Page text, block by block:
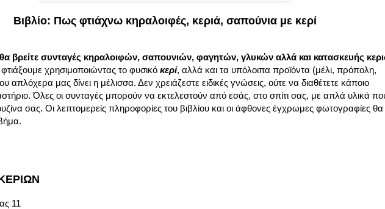
Βιβλίο: Πως φτιάχνω κηραλοιφές, κεριά, σαπούνια με κερί
θα βρείτε συνταγές κηραλοιφών, σαπουνιών, φαγητών, γλυκών αλλά και κατασκευής
χρησιμοποιώντας το φυσικό κερί, αλλά και τα υπόλοιπα προϊόντα (μέλι, πρόπολη,
απλόχερα μας δίνει η μέλισσα. Δεν χρειάζεστε ειδικές γνώσεις, ούτε να διαθέτετε κάποιο
Όλες οι συνταγές μπορούν να εκτελεστούν από εσάς, στο σπίτι σας, με απλά υλικά
σας. Οι λεπτομερείς πληροφορίες του βιβλίου και οι άφθονες έγχρωμες φωτογραφίες
11